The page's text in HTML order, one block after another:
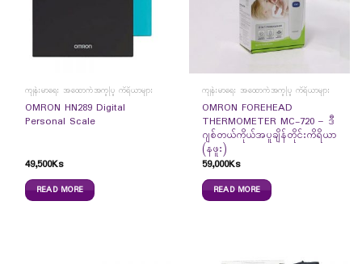
ကျန်းမာရေး အထောက်အကူပြု ကိရိယာများ
OMRON HN289 Digital
Personal Scale
49,500Ks
READ MORE
ကျန်းမာရေး အထောက်အကူပြု ကိရိယာများ
OMRON FOREHEAD
THERMOMETER MC-720 – ဒီ
ဂျစ်တယ်ကိုယ်အပူချိန်တိုင်းကိရိယာ
(နဖူး)
59,000Ks
READ MORE